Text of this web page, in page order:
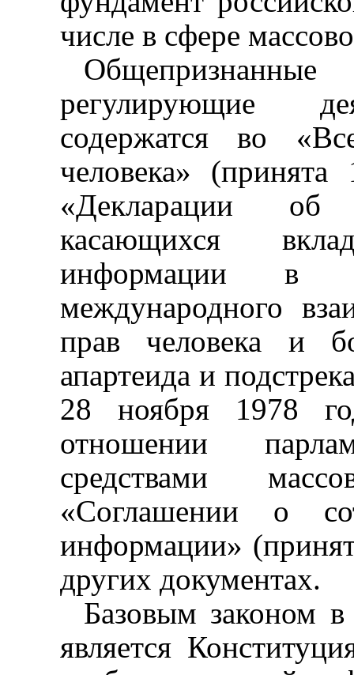
числе в сфере
регулирующие
содержатся во
человека»
«Декларации об
касающихся
информации
в
международного
прав человека и
апартеида и
28 ноября 1978
отношении
средствами
«Соглашении о
информации»
других документах.
Базовым законом в
является